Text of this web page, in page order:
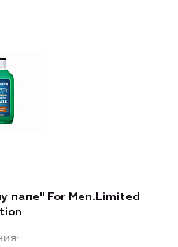
папе" For Men.Limited